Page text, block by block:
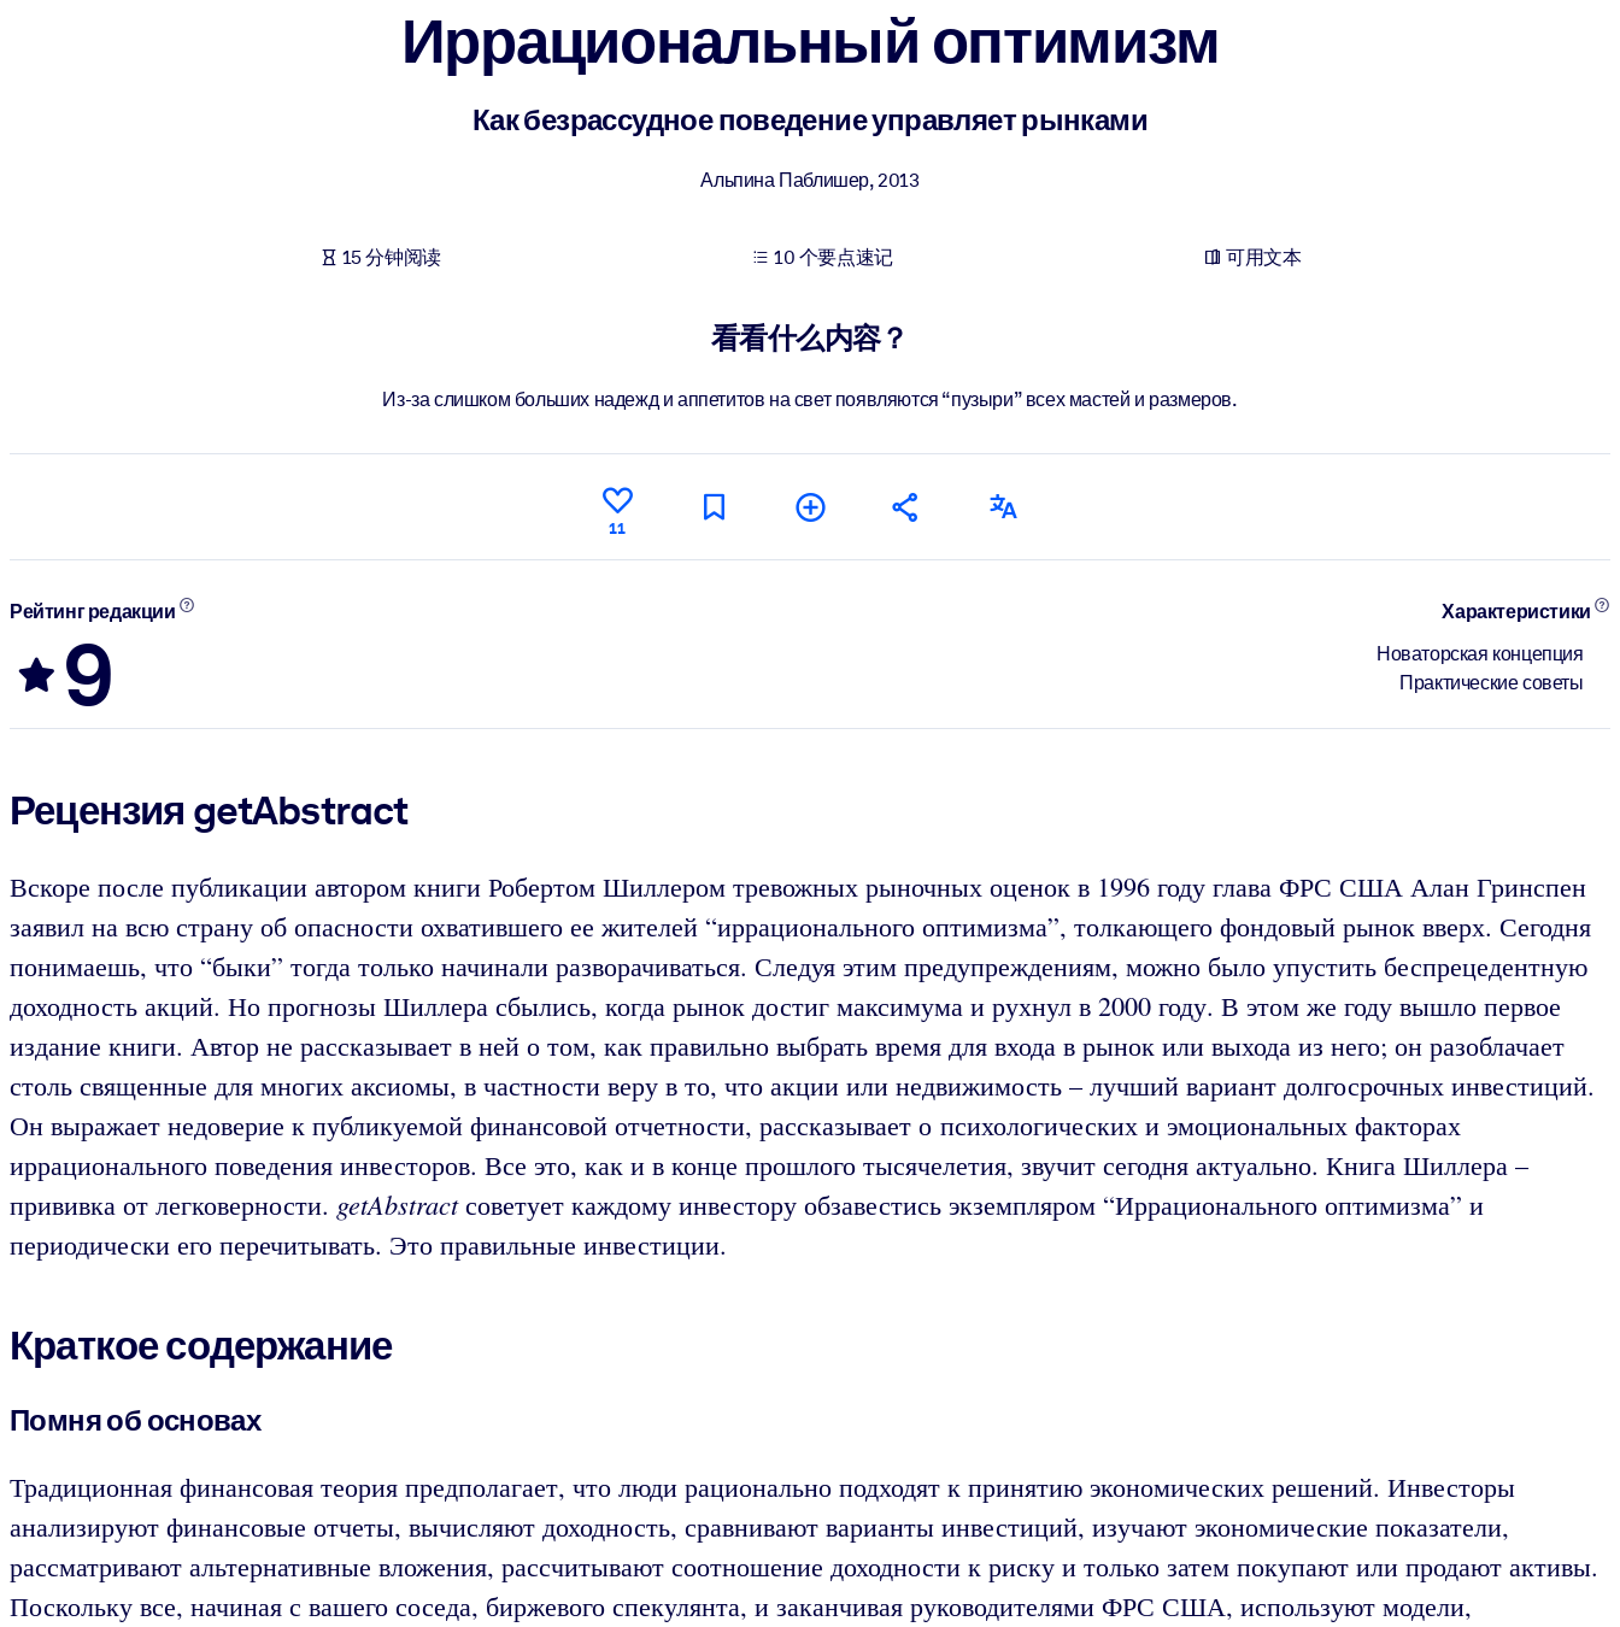
利用可靠、结构化的知识为您的人工智能系统提供动力，以改善输出结果。
Иррациональный оптимизм
Как безрассудное поведение управляет рынками
Альпина Паблишер,2013
15 分钟阅读 10 个要点速记 可用文本
看看什么内容？
Из-за слишком больших надежд и аппетитов на свет появляются “пузыри” всех мастей и размеров.
11
Рейтинг редакции
9
Характеристики
Новаторская концепция
Практические советы
Рецензия getAbstract
Вскоре после публикации автором книги Робертом Шиллером тревожных рыночных оценок в 1996 году глава ФРС США Алан Гринспен
заявил на всю страну об опасности охватившего ее жителей “иррационального оптимизма”, толкающего фондовый рынок вверх. Сегодня
понимаешь, что “быки” тогда только начинали разворачиваться. Следуя этим предупреждениям, можно было упустить беспрецедентную
доходность акций. Но прогнозы Шиллера сбылись, когда рынок достиг максимума и рухнул в 2000 году. В этом же году вышло первое
издание книги. Автор не рассказывает в ней о том, как правильно выбрать время для входа в рынок или выхода из него; он разоблачает
столь священные для многих аксиомы, в частности веру в то, что акции или недвижимость – лучший вариант долгосрочных инвестиций.
Он выражает недоверие к публикуемой финансовой отчетности, рассказывает о психологических и эмоциональных факторах
иррационального поведения инвесторов. Все это, как и в конце прошлого тысячелетия, звучит сегодня актуально. Книга Шиллера –
прививка от легковерности. getAbstractсоветует каждому инвестору обзавестись экземпляром “Иррационального оптимизма” и
периодически его перечитывать. Это правильные инвестиции.
Краткое содержание
Помня об основах
Традиционная финансовая теория предполагает, что люди рационально подходят к принятию экономических решений. Инвесторы
анализируют финансовые отчеты, вычисляют доходность, сравнивают варианты инвестиций, изучают экономические показатели,
рассматривают альтернативные вложения, рассчитывают соотношение доходности к риску и только затем покупают или продают активы.
Поскольку все, начиная с вашего соседа, биржевого спекулянта, и заканчивая руководителями ФРС США, используют модели,